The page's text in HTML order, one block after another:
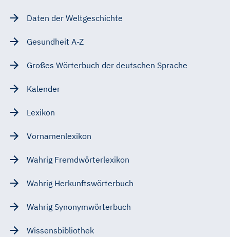
Daten der Weltgeschichte
Gesundheit A-Z
Großes Wörterbuch der deutschen Sprache
Kalender
Lexikon
Vornamenlexikon
Wahrig Fremdwörterlexikon
Wahrig Herkunftswörterbuch
Wahrig Synonymwörterbuch
Wissensbibliothek